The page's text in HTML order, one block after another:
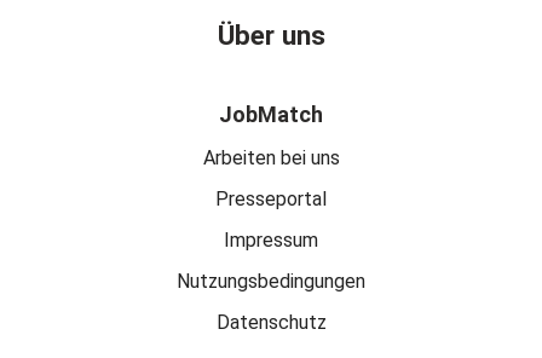
Über uns
JobMatch
Arbeiten bei uns
Presseportal
Impressum
Nutzungsbedingungen
Datenschutz